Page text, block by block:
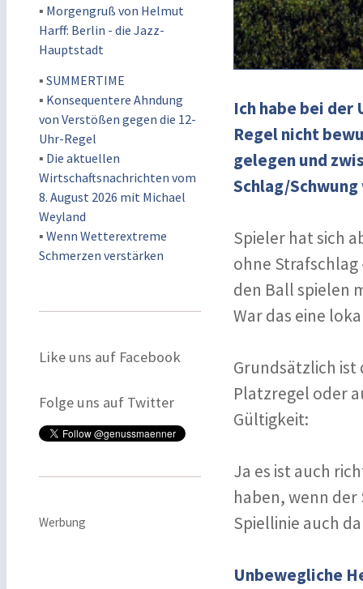
▪ Morgengruß von Helmut
Harff: Berlin - die Jazz-
Hauptstadt
▪ SUMMERTIME
▪ Konsequentere Ahndung
von Verstößen gegen die 12-
Uhr-Regel
▪ Die aktuellen
Wirtschaftsnachrichten vom
8. August 2026 mit Michael
Weyland
▪ Wenn Wetterextreme
Schmerzen verstärken
Like uns auf Facebook
Folge uns auf Twitter
Werbung
Ich habe bei der
Regel nicht
gelegen und
Schlag/
Spieler hat sich
ohne
den Ball spielen
War das eine
Grundsätzlich ist
Platzregel oder
Gültigkeit:
Ja es ist auch
haben, wenn
Spiellinie auch
Unbewegliche